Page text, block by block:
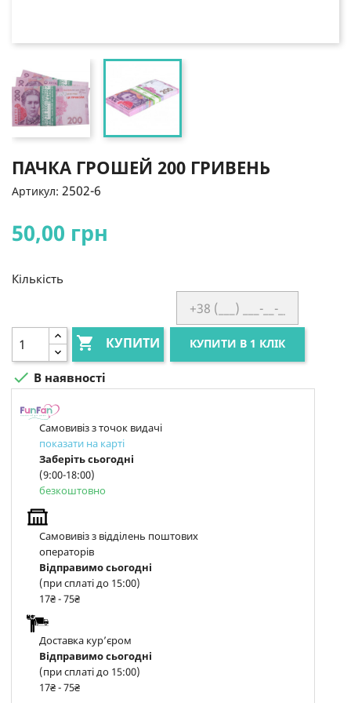
ПАЧКА ГРОШЕЙ 200 ГРИВЕНЬ
Артикул: 2502-6
50,00 грн
Кількість
 КУПИТИ КУПИТИ В 1 КЛІК
 В наявності
Самовивіз з точок видачі
показати на карті
Заберіть сьогодні
(9:00-18:00)
безкоштовно
Самовивіз з відділень поштових
операторів
Відправимо сьогодні
(при сплаті до 15:00)
17₴ - 75₴
Доставка курʼєром
Відправимо сьогодні
(при сплаті до 15:00)
17₴ - 75₴